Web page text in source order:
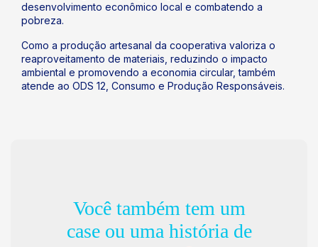
desenvolvimento econômico local e combatendo a
pobreza.
Como a produção artesanal da cooperativa valoriza o
reaproveitamento de materiais, reduzindo o impacto
ambiental e promovendo a economia circular, também
atende ao ODS 12, Consumo e Produção Responsáveis.
Você também tem um
case ou uma história de